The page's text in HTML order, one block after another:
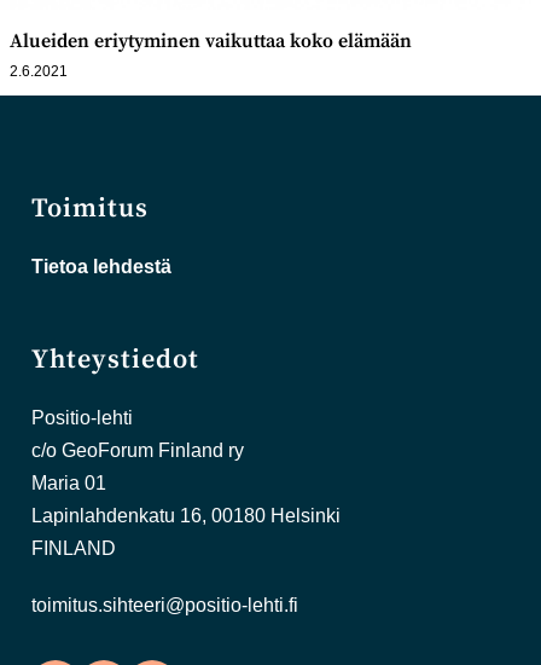
Alueiden eriytyminen vaikuttaa koko elämään
2.6.2021
Toimitus
Tietoa lehdestä
Yhteystiedot
Positio-lehti
c/o GeoForum Finland ry
Maria 01
Lapinlahdenkatu 16, 00180 Helsinki
FINLAND
toimitus.sihteeri@positio-lehti.fi